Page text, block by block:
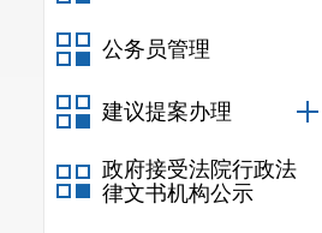
公务员管理
建议提案办理
政府接受法院行政法
律文书机构公示